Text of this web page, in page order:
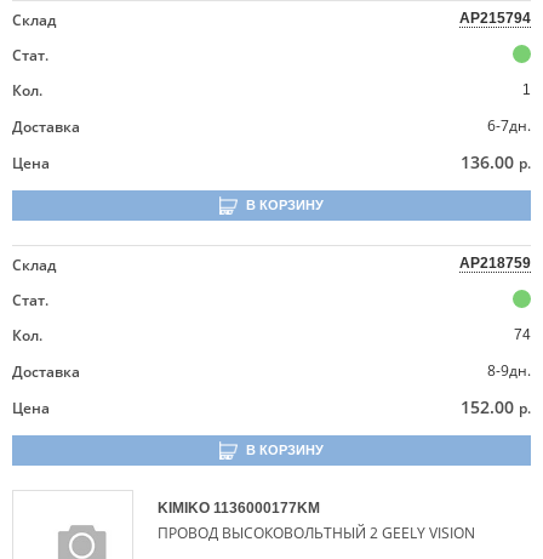
Склад AP215794
Стат.
Кол.
1
Доставка
6-7дн.
Цена
136.00 р.
В КОРЗИНУ
Склад AP218759
Стат.
Кол.
74
Доставка
8-9дн.
Цена
152.00 р.
В КОРЗИНУ
KIMIKO 1136000177KM
ПРОВОД ВЫСОКОВОЛЬТНЫЙ 2 GEELY VISION